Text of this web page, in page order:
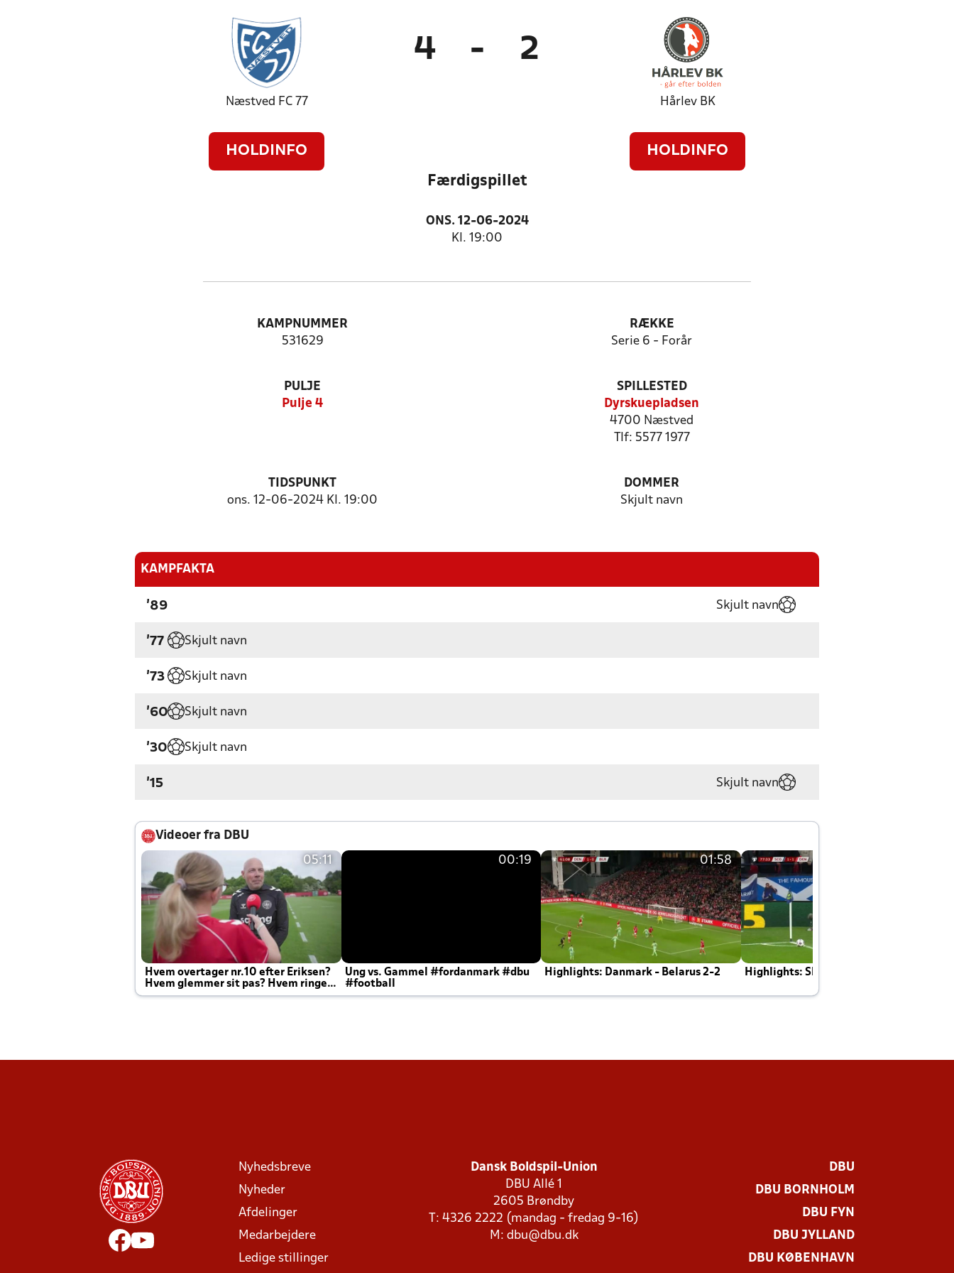
Næstved FC 77
HOLDINFO
4 - 2
Hårlev BK
HOLDINFO
Færdigspillet
ONS. 12-06-2024
Kl. 19:00
KAMPNUMMER
531629
RÆKKE
Serie 6 - Forår
PULJE
Pulje 4
SPILLESTED
Dyrskuepladsen
4700 Næstved
Tlf: 5577 1977
TIDSPUNKT
ons. 12-06-2024 Kl. 19:00
DOMMER
Skjult navn
KAMPFAKTA
'89 Skjult navn
'77 Skjult navn
'73 Skjult navn
'60 Skjult navn
'30 Skjult navn
'15 Skjult navn
Videoer fra DBU
05:11
Hvem overtager nr.10 efter Eriksen?
Hvem glemmer sit pas? Hvem ringer
Joachim altid til efter kampe?
00:19
Ung vs. Gammel #fordanmark #dbu
#football
01:58
Highlights: Danmark - Belarus 2-2 Highlights: Skotland - Danmark 4-2
Nyhedsbreve
Nyheder
Afdelinger
Medarbejdere
Ledige stillinger
Dansk Boldspil-Union
DBU Allé 1
2605 Brøndby
T: 4326 2222 (mandag - fredag 9-16)
M: dbu@dbu.dk
DBU
DBU BORNHOLM
DBU FYN
DBU JYLLAND
DBU KØBENHAVN